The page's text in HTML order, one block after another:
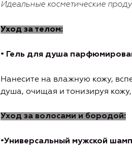
Идеальные косметические
Уход за телом:
• Гель для душа
Нанесите на влажную кожу,
душа, очищая и тонизируя
Уход за волосами и бородой:
•Универсальный мужской